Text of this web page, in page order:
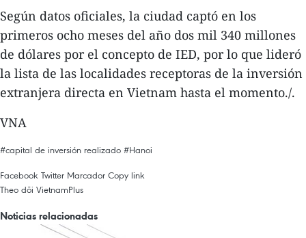
Según datos oficiales, la ciudad captó en los
primeros ocho meses del año dos mil 340 millones
de dólares por el concepto de IED, por lo que lideró
la lista de las localidades receptoras de la inversión
extranjera directa en Vietnam hasta el momento./.
VNA
#capital de inversión realizado #Hanoi
Facebook Twitter Marcador Copy link
Theo dõi VietnamPlus
Noticias relacionadas